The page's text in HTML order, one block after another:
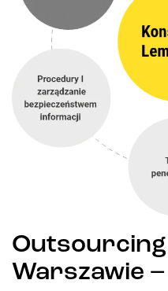
Outsourcing
Warszawie